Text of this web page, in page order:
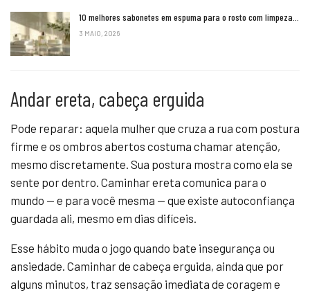
10 melhores sabonetes em espuma para o rosto com limpeza…
3 MAIO, 2026
Andar ereta, cabeça erguida
Pode reparar: aquela mulher que cruza a rua com postura
firme e os ombros abertos costuma chamar atenção,
mesmo discretamente. Sua postura mostra como ela se
sente por dentro. Caminhar ereta comunica para o
mundo — e para você mesma — que existe autoconfiança
guardada ali, mesmo em dias difíceis.
Esse hábito muda o jogo quando bate insegurança ou
ansiedade. Caminhar de cabeça erguida, ainda que por
alguns minutos, traz sensação imediata de coragem e